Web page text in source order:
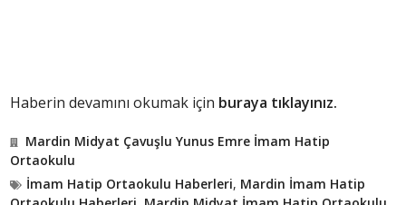
Haberin devamını okumak için buraya tıklayınız.
Mardin Midyat Çavuşlu Yunus Emre İmam Hatip
Ortaokulu
İmam Hatip Ortaokulu Haberleri, Mardin İmam Hatip